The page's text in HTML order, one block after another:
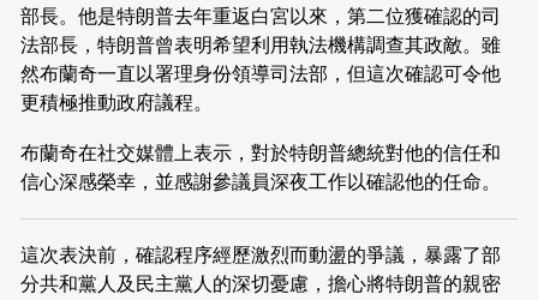
部長。他是特朗普去年重返白宮以來，第二位獲確認的司
法部長，特朗普曾表明希望利用執法機構調查其政敵。雖
然布蘭奇一直以署理身份領導司法部，但這次確認可令他
更積極推動政府議程。
布蘭奇在社交媒體上表示，對於特朗普總統對他的信任和
信心深感榮幸，並感謝參議員深夜工作以確認他的任命。
這次表決前，確認程序經歷激烈而動盪的爭議，暴露了部
分共和黨人及民主黨人的深切憂慮，擔心將特朗普的親密